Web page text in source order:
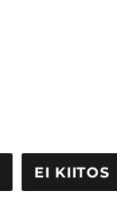
EI KIITOS